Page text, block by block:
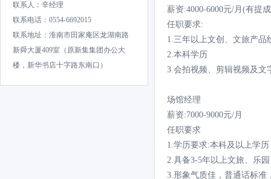
联系人：辛经理
联系电话：0554-6692015
联系地址：淮南市田家庵区龙湖南路
新舜大厦409室（原新集集团办公大
楼，新华书店十字路东南口）
薪资:4000-6000元/月(有提
任职要求:
1.三年以上文创、文旅产品
2.本科学历
3.会拍视频、剪辑视频及文
场馆经理
薪资:7000-9000元/月
任职要求
1.学历要求:本科及以上学
2.具备3-5年以上文旅、乐
3.形象气质佳，普通话标准